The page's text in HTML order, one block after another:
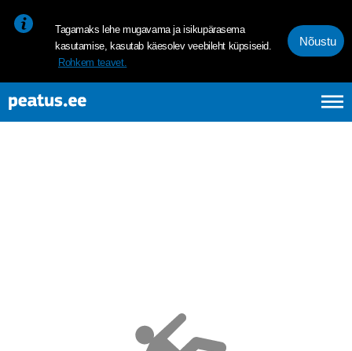
Tagamaks lehe mugavama ja isikupärasema
kasutamise, kasutab käesolev veebileht küpsiseid.
Rohkem teavet.
Nõustu